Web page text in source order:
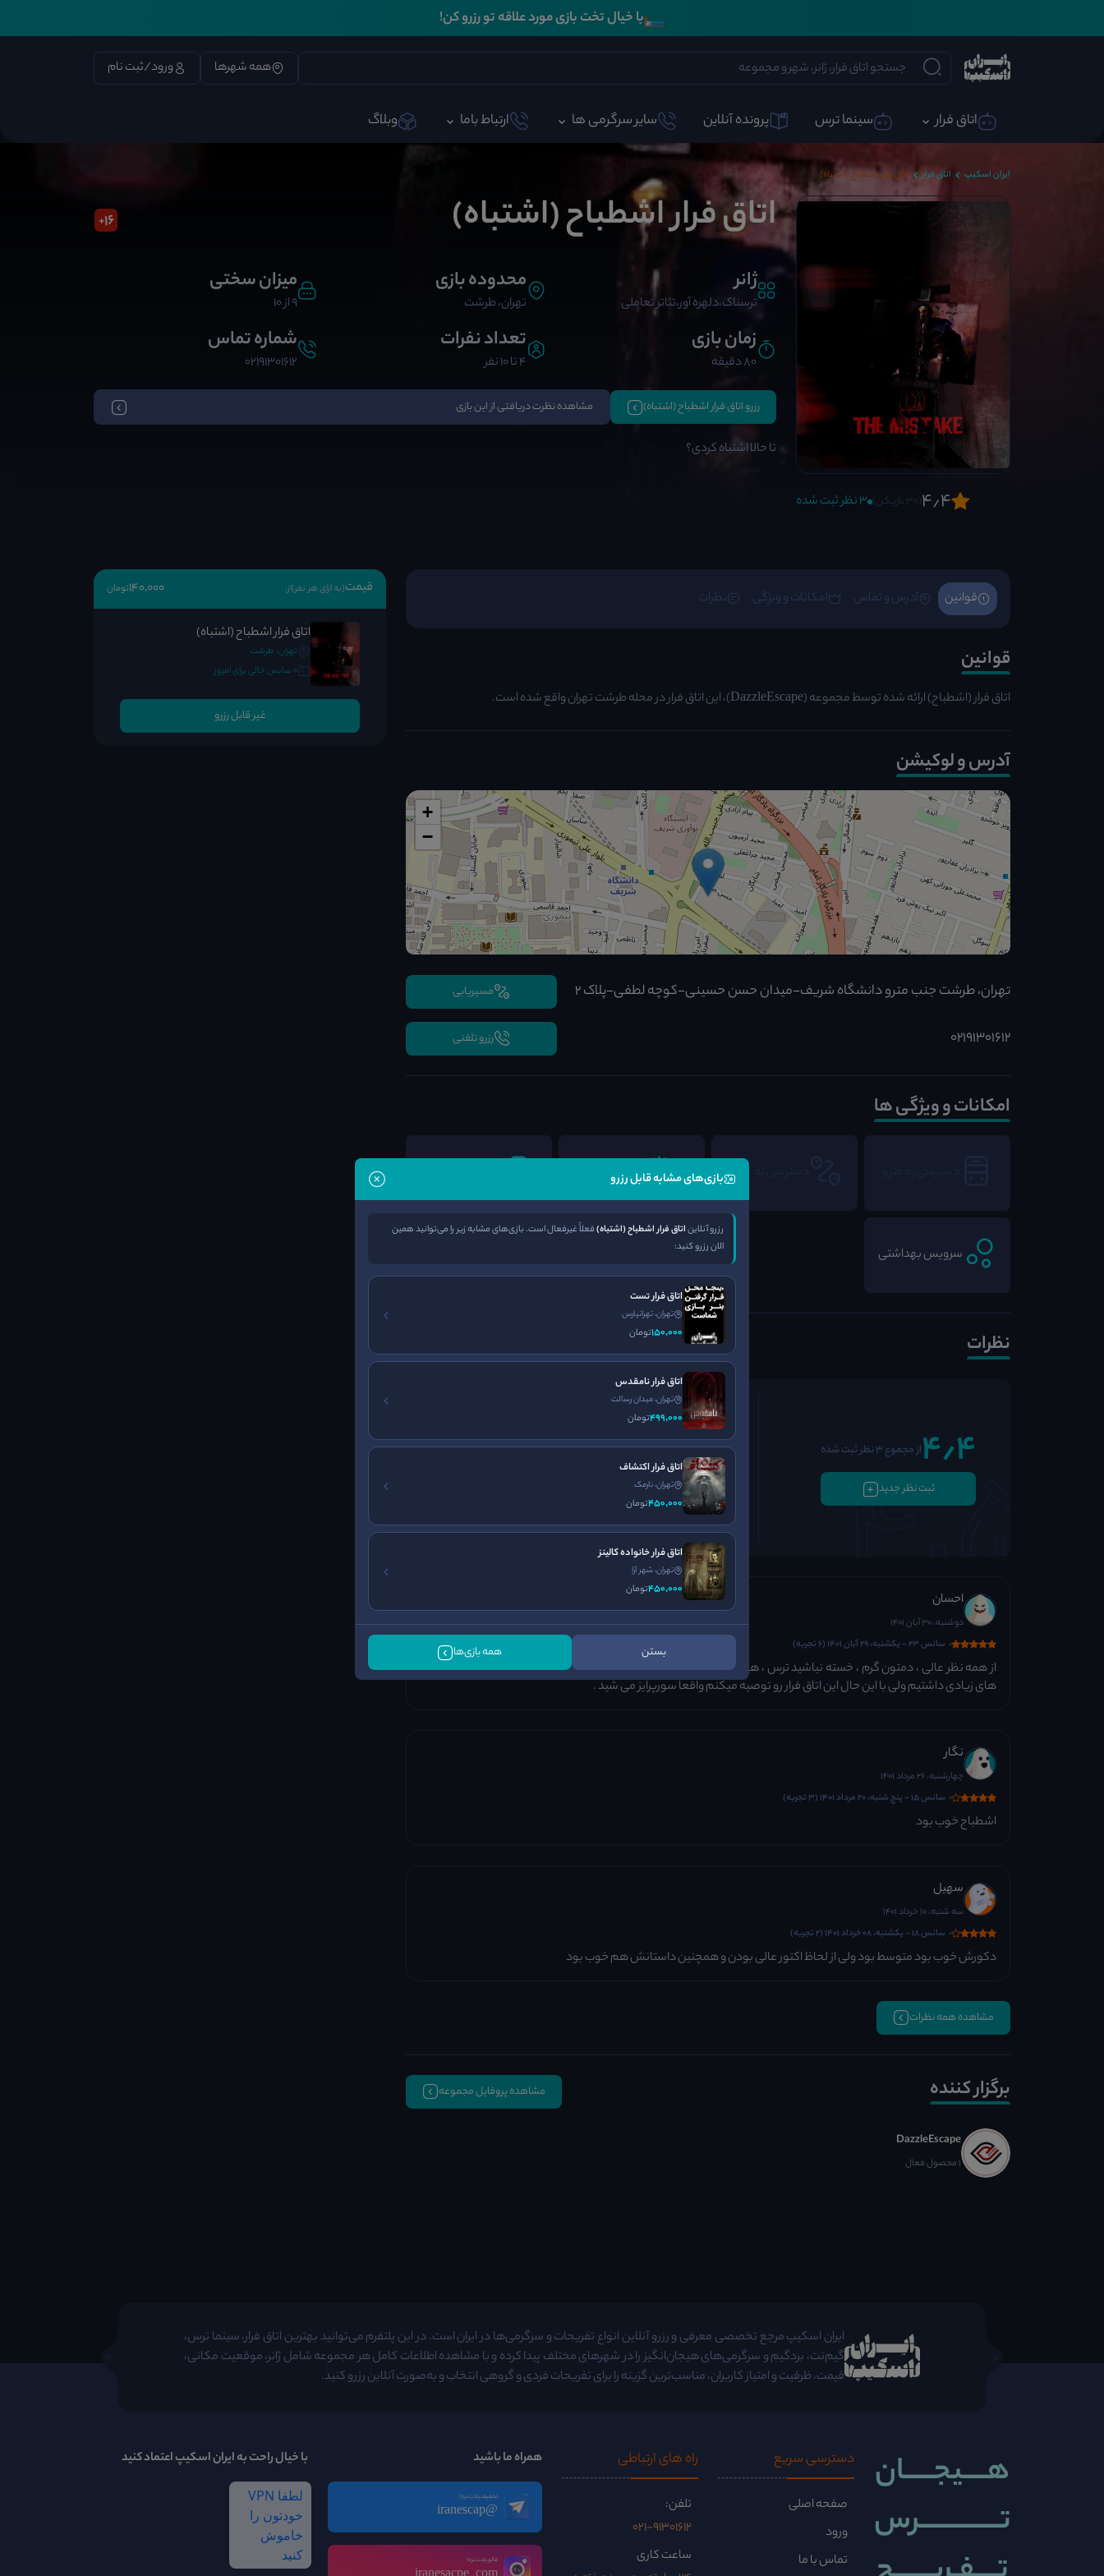
🛏️با خیال تخت بازی مورد علاقه تو رزرو کن!
همه شهرها ورود/ثبت نام
اتاق فرار سینما ترس پرونده آنلاین سایر سرگرمی ها ارتباط باما وبلاگ
ایران اسکیپ اتاق فرار اتاق فرار اشطباح (اشتباه)
4٫4(30 بازیکن) 3 نظر ثبت شده
اتاق فرار اشطباح (اشتباه) 16
+
ژانر
ترسناک،دلهره آور،تئاتر تعاملی
محدوده بازی
تهران، طرشت
میزان سختی
9 از 10
زمان بازی
80 دقیقه
تعداد نفرات
4 تا 10 نفر
شماره تماس
02191301612
رزرو اتاق فرار اشطباح (اشتباه) مشاهده نظرت دریافتی از این بازی
تا حالا اشتباه کردی؟
قوانین آدرس و تماس امکانات و ویژِگی نظرات
قوانین
اتاق فرار (اشطباح) ارائه شده توسط مجموعه (DazzleEscape)، این اتاق فرار در محله طرشت تهران واقع شده است.
آدرس و لوکیشن
+
−
تهران، طرشت جنب مترو دانشگاه شریف-میدان حسن حسینی-کوچه لطفی-پلاک 2 مسیریابی
02191301612 رزرو تلفنی
امکانات و ویژگی ها
برگزاری تولد
سرویس بهداشتی
نظرات
4٫4از مجموع 3 نظر ثبت شده
ثبت نظر جدید
فضا سازی
3٫7/5
5
/5 4٫3/5
داستان
5 4٫3 4
احسان
دوشنبه، 30 آبان 1401
سانس 23 - یکشنبه، 29 آبان 1401 (6 تجربه)
از همه نظر عالی ، دمتون گرم ، خسته نباشید ترس ، هیجان ، اکت ها عالی سرعت اکت دیوانه کننده س با توجه ب اینکه تجربه
های زیادی داشتیم ولی با این حال این اتاق فرار رو توصیه میکنم واقعا سورپرایز می شید .
نگار
چهارشنبه، 26 مرداد 1401
سانس 15 - پنج شنبه، 20 مرداد 1401 (3 تجربه)
اشطباح خوب بود
سهیل
سه شنبه، 10 خرداد 1401
سانس 18 - یکشنبه، 08 خرداد 1401 (2 تجربه)
دکورش خوب بود متوسط بود ولی از لحاظ اکتور عالی بودن و همچنین داستانش هم خوب بود
مشاهده همه نظرات
برگزار کننده مشاهده پروفایل مجموعه
DazzleEscape
1 محصول فعال
قیمت(به ازای هر نفر)از: 140٬000تومان
اتاق فرار اشطباح (اشتباه)
تهران، طرشت
0 سانس خالی برای امروز
غیر قابل رزرو
بازی‌های مشابه قابل رزرو
رزرو آنلایناتاق فرار اشطباح (اشتباه)فعلاً غیرفعال است. بازی‌های مشابه زیر را می‌توانید همین
الان رزرو کنید:
اتاق فرار تست
تهران، تهرانپارس
150٬000تومان
اتاق فرار نامقدس
تهران، میدان رسالت
499٬000تومان
اتاق فرار اکتشاف
تهران، نارمک
450٬000تومان
اتاق فرار خانواده کالینز
تهران، شهر آرا
450٬000تومان
بستن همه بازی‌ها
ایران اسکیپ مرجع تخصصی معرفی و رزرو آنلاین انواع تفریحات و سرگرمی‌ها در ایران است. در این پلتفرم می‌توانید بهترین اتاق فرار، سینما ترس،
گیم‌نت، بردگیم و سرگرمی‌های هیجان‌انگیز را در شهرهای مختلف پیدا کرده و با مشاهده اطلاعات کامل هر مجموعه شامل ژانر، موقعیت مکانی،
قیمت، ظرفیت و امتیاز کاربران، مناسب‌ترین گزینه را برای تفریحات فردی و گروهی انتخاب و به‌صورت آنلاین رزرو کنید.
هــــیجـــــان
تــــــــــــــرس
دسترسی سریع
صفحه اصلی
ورود
تماس با ما
راه ‌های ارتباطی
تلفن:
021-91301612
ساعت کاری
همراه ما باشید
تخفیف یادت نره!
@iranescap
فالو یادت نره!
با خیال راحت به ایران اسکیپ اعتماد کنید
لطفا VPN
خودتون را
خاموش
کنید